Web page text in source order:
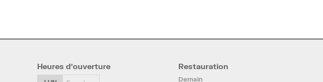
Heures d’ouverture Restauration
Demain